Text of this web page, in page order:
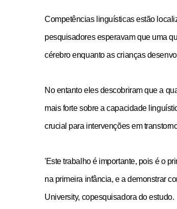
Competências linguísticas estão
pesquisadores esperavam que uma
cérebro enquanto as crianças
No entanto eles descobriram que a
mais forte sobre a capacidade
crucial para intervenções em
'Este trabalho é importante, pois é o
na primeira infância, e a demonstrar
University, copesquisadora do estudo.